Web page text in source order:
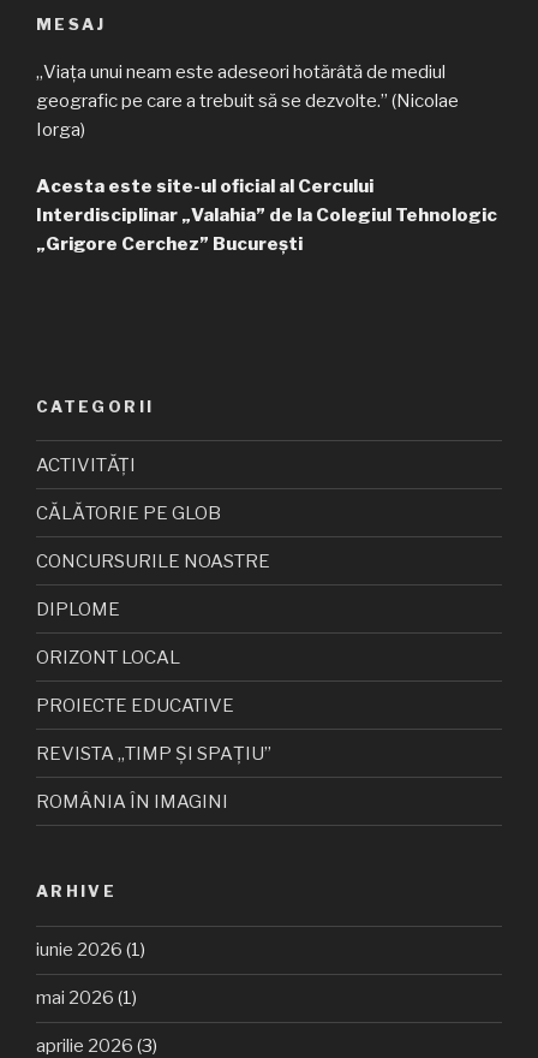
MESAJ
„Viața unui neam este adeseori hotărâtă de mediul
geografic pe care a trebuit să se dezvolte.” (Nicolae
Iorga)
Acesta este site-ul oficial al Cercului
Interdisciplinar „Valahia” de la Colegiul Tehnologic
„Grigore Cerchez” București
CATEGORII
ACTIVITĂȚI
CĂLĂTORIE PE GLOB
CONCURSURILE NOASTRE
DIPLOME
ORIZONT LOCAL
PROIECTE EDUCATIVE
REVISTA „TIMP ȘI SPAȚIU”
ROMÂNIA ÎN IMAGINI
ARHIVE
iunie 2026 (1)
mai 2026 (1)
aprilie 2026 (3)